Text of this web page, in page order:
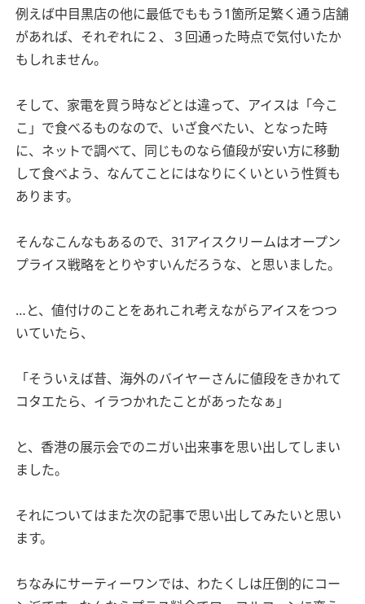
例えば中目黒店の他に最低でももう1箇所足繁く通う店舗
があれば、それぞれに２、３回通った時点で気付いたか
もしれません。
そして、家電を買う時などとは違って、アイスは「今こ
こ」で食べるものなので、いざ食べたい、となった時
に、ネットで調べて、同じものなら値段が安い方に移動
して食べよう、なんてことにはなりにくいという性質も
あります。
そんなこんなもあるので、31アイスクリームはオープン
プライス戦略をとりやすいんだろうな、と思いました。
…と、値付けのことをあれこれ考えながらアイスをつつ
いていたら、
「そういえば昔、海外のバイヤーさんに値段をきかれて
コタエたら、イラつかれたことがあったなぁ」
と、香港の展示会でのニガい出来事を思い出してしまい
ました。
それについてはまた次の記事で思い出してみたいと思い
ます。
ちなみにサーティーワンでは、わたくしは圧倒的にコー